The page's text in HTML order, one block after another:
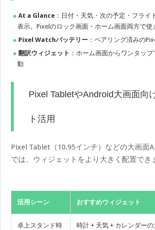
At a Glance ：日付・天気・次の予定・フライ
表示。Pixelのロック画面・ホーム画面両方で使
Pixel Watchバッテリー ：ペアリング済みの
翻訳ウィジェット ：ホーム画面からワンタッ
動
Pixel TabletやAndroid大画面向
ト活用
Pixel Tablet（10.95インチ）などの大画面
では、ウィジェットをより大きく配置でき
活用シーン おすすめウィジェット
卓上スタンド時 時計 + 天気 + カレンダー